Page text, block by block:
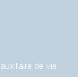
de vie